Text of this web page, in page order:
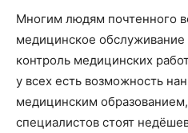
Многим людям почтенного
медицинское обслуживание
контроль медицинских
у всех есть возможность
медицинским
специалистов стоят